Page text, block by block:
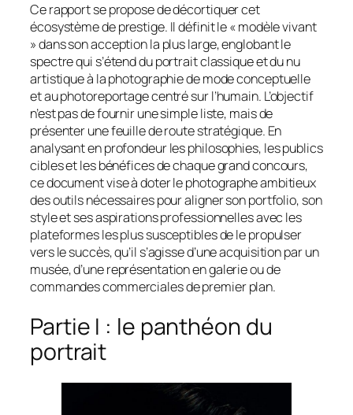
Ce rapport se propose de décortiquer cet
écosystème de prestige. Il définit le « modèle vivant
» dans son acception la plus large, englobant le
spectre qui s’étend du portrait classique et du nu
artistique à la photographie de mode conceptuelle
et au photoreportage centré sur l’humain. L’objectif
n’est pas de fournir une simple liste, mais de
présenter une feuille de route stratégique. En
analysant en profondeur les philosophies, les publics
cibles et les bénéfices de chaque grand concours,
ce document vise à doter le photographe ambitieux
des outils nécessaires pour aligner son portfolio, son
style et ses aspirations professionnelles avec les
plateformes les plus susceptibles de le propulser
vers le succès, qu’il s’agisse d’une acquisition par un
musée, d’une représentation en galerie ou de
commandes commerciales de premier plan.
Partie I : le panthéon du
portrait